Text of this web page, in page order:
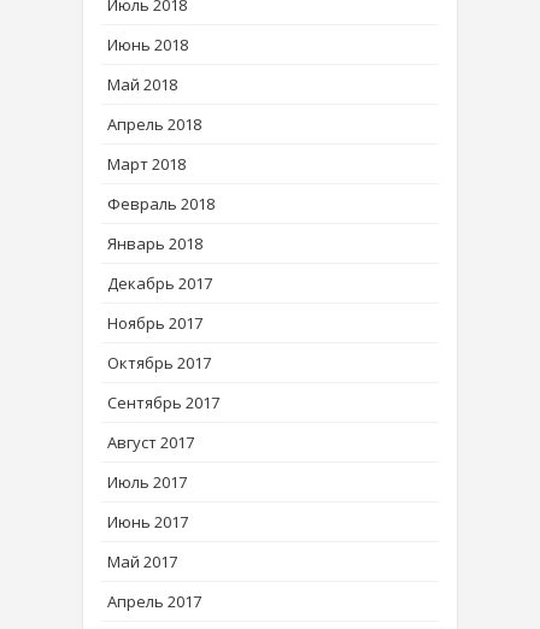
Июль 2018
Июнь 2018
Май 2018
Апрель 2018
Март 2018
Февраль 2018
Январь 2018
Декабрь 2017
Ноябрь 2017
Октябрь 2017
Сентябрь 2017
Август 2017
Июль 2017
Июнь 2017
Май 2017
Апрель 2017